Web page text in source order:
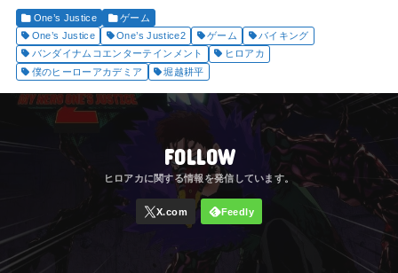
One’s Justice
ゲーム
One’s Justice
One’s Justice2 ゲーム
バイキング
バンダイナムコエンターテインメント
ヒロアカ
僕のヒーローアカデミア
堀越耕平
FOLLOW